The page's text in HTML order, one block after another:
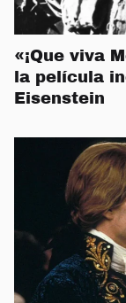
«¡Que viva
la película
Eisenstein